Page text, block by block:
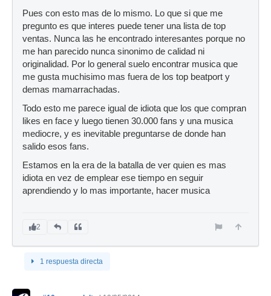
Pues con esto mas de lo mismo. Lo que si que me
pregunto es que interes puede tener una lista de top
ventas. Nunca las he encontrado interesantes porque no
me han parecido nunca sinonimo de calidad ni
originalidad. Por lo general suelo encontrar musica que
me gusta muchisimo mas fuera de los top beatport y
demas mamarrachadas.
Todo esto me parece igual de idiota que los que compran
likes en face y luego tienen 30.000 fans y una musica
mediocre, y es inevitable preguntarse de donde han
salido esos fans.
Estamos en la era de la batalla de ver quien es mas
idiota en vez de emplear ese tiempo en seguir
aprendiendo y lo mas importante, hacer musica
2
1 respuesta directa